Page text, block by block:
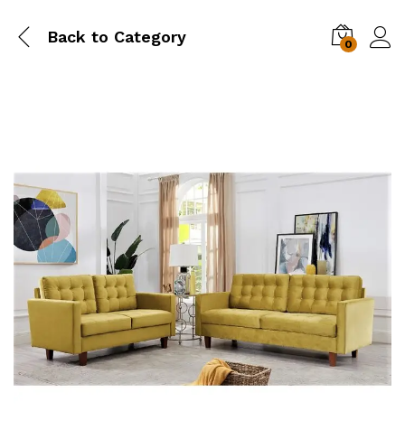
Back to Category 0